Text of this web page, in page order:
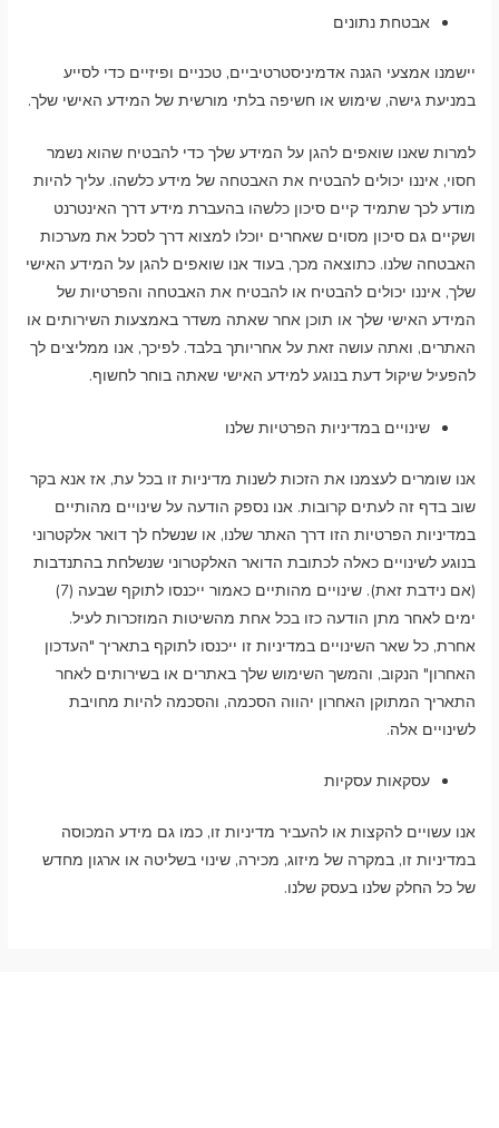
אבטחת נתונים
יישמנו אמצעי הגנה אדמיניסטרטיביים, טכניים ופיזיים כדי לסייע
במניעת גישה, שימוש או חשיפה בלתי מורשית של המידע האישי שלך.
למרות שאנו שואפים להגן על המידע שלך כדי להבטיח שהוא נשמר
חסוי, איננו יכולים להבטיח את האבטחה של מידע כלשהו. עליך להיות
מודע לכך שתמיד קיים סיכון כלשהו בהעברת מידע דרך האינטרנט
ושקיים גם סיכון מסוים שאחרים יוכלו למצוא דרך לסכל את מערכות
האבטחה שלנו. כתוצאה מכך, בעוד אנו שואפים להגן על המידע האישי
שלך, איננו יכולים להבטיח או להבטיח את האבטחה והפרטיות של
המידע האישי שלך או תוכן אחר שאתה משדר באמצעות השירותים או
האתרים, ואתה עושה זאת על אחריותך בלבד. לפיכך, אנו ממליצים לך
להפעיל שיקול דעת בנוגע למידע האישי שאתה בוחר לחשוף.
שינויים במדיניות הפרטיות שלנו
אנו שומרים לעצמנו את הזכות לשנות מדיניות זו בכל עת, אז אנא בקר
שוב בדף זה לעתים קרובות. אנו נספק הודעה על שינויים מהותיים
במדיניות הפרטיות הזו דרך האתר שלנו, או שנשלח לך דואר אלקטרוני
בנוגע לשינויים כאלה לכתובת הדואר האלקטרוני שנשלחת בהתנדבות
(אם נידבת זאת). שינויים מהותיים כאמור ייכנסו לתוקף שבעה (7)
ימים לאחר מתן הודעה כזו בכל אחת מהשיטות המוזכרות לעיל.
אחרת, כל שאר השינויים במדיניות זו ייכנסו לתוקף בתאריך "העדכון
האחרון" הנקוב, והמשך השימוש שלך באתרים או בשירותים לאחר
התאריך המתוקן האחרון יהווה הסכמה, והסכמה להיות מחויבת
לשינויים אלה.
עסקאות עסקיות
אנו עשויים להקצות או להעביר מדיניות זו, כמו גם מידע המכוסה
במדיניות זו, במקרה של מיזוג, מכירה, שינוי בשליטה או ארגון מחדש
של כל החלק שלנו בעסק שלנו.